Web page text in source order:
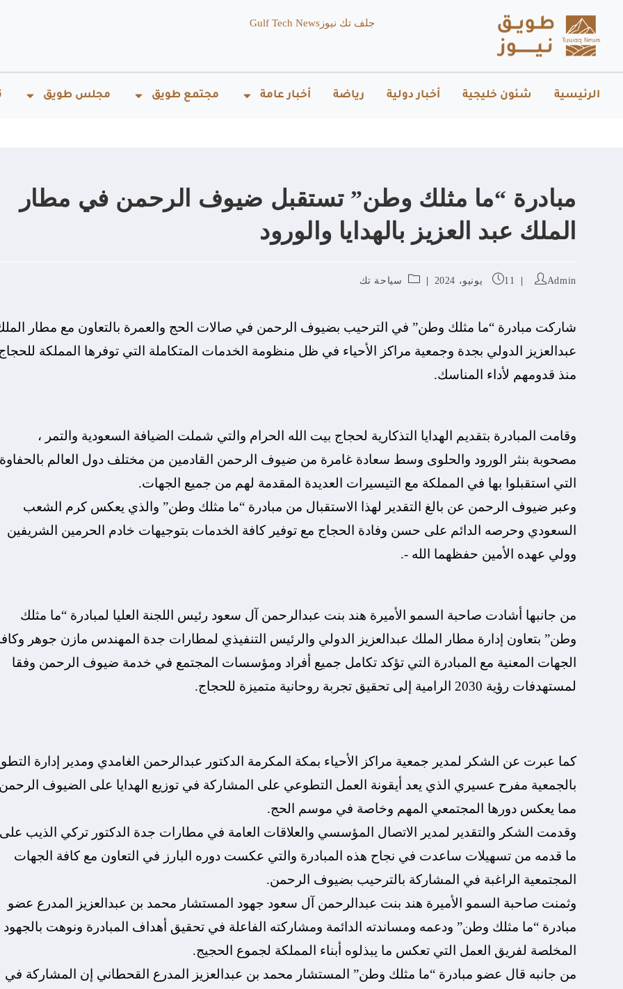
جلف تك نيوز Gulf Tech News
الرئيسية شئون خليجية أخبار دولية رياضة أخبار عامة مجتمع طويق مجلس طويق
مبادرة “ما مثلك وطن” تستقبل ضيوف الرحمن في مطار
الملك عبد العزيز بالهدايا والورود
Admin 11 يونيو، 2024 سياحة تك
شاركت مبادرة “ما مثلك وطن” في الترحيب بضيوف الرحمن في صالات الحج والعمرة بالتعاون مع مطار
عبدالعزيز الدولي بجدة وجمعية مراكز الأحياء في ظل منظومة الخدمات المتكاملة التي توفرها المملكة
منذ قدومهم لأداء المناسك.
وقامت المبادرة بتقديم الهدايا التذكارية لحجاج بيت الله الحرام والتي شملت الضيافة السعودية والتمر ،
مصحوبة بنثر الورود والحلوى وسط سعادة غامرة من ضيوف الرحمن القادمين من مختلف دول العالم
التي استقبلوا بها في المملكة مع التيسيرات العديدة المقدمة لهم من جميع الجهات.
وعبر ضيوف الرحمن عن بالغ التقدير لهذا الاستقبال من مبادرة “ما مثلك وطن” والذي يعكس كرم الشعب
السعودي وحرصه الدائم على حسن وفادة الحجاج مع توفير كافة الخدمات بتوجيهات خادم الحرمين الشريفين
وولي عهده الأمين حفظهما الله -.
من جانبها أشادت صاحبة السمو الأميرة هند بنت عبدالرحمن آل سعود رئيس اللجنة العليا لمبادرة “ما مثلك
وطن” بتعاون إدارة مطار الملك عبدالعزيز الدولي والرئيس التنفيذي لمطارات جدة المهندس مازن جوهر‏
الجهات المعنية مع المبادرة التي تؤكد تكامل جميع أفراد ومؤسسات المجتمع في خدمة ضيوف الرحمن وفقا
لمستهدفات رؤية 2030 الرامية إلى تحقيق تجربة روحانية متميزة للحجاج.
كما عبرت عن الشكر لمدير جمعية مراكز الأحياء بمكة المكرمة الدكتور عبدالرحمن الغامدي ومدير إدارة
بالجمعية مفرح عسيري الذي يعد أيقونة العمل التطوعي على المشاركة في توزيع الهدايا على الضيوف
مما يعكس دورها المجتمعي المهم وخاصة في موسم الحج.
وقدمت الشكر والتقدير لمدير الاتصال المؤسسي والعلاقات العامة في مطارات ⁧‫جدة‬⁩ الدكتور تركي الذيب
ما قدمه من تسهيلات ساعدت في نجاح هذه المبادرة والتي عكست دوره البارز في التعاون مع كافة الجهات
المجتمعية الراغبة في المشاركة بالترحيب بضيوف الرحمن.
وثمنت صاحبة السمو الأميرة هند بنت عبدالرحمن آل سعود جهود المستشار محمد بن عبدالعزيز المدرع عضو
مبادرة “ما مثلك وطن” ودعمه ومساندته الدائمة ومشاركته الفاعلة في تحقيق أهداف المبادرة ونوهت بالجهود
المخلصة لفريق العمل التي تعكس ما يبذلوه أبناء المملكة لجموع الحجيج.
من جانبه قال عضو مبادرة “ما مثلك وطن” المستشار محمد بن عبدالعزيز المدرع القحطاني إن المشاركة في